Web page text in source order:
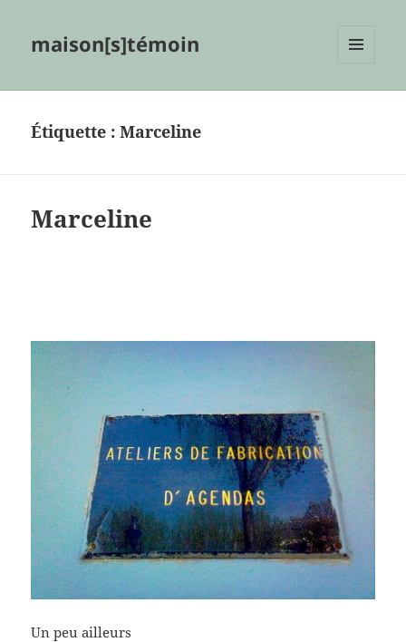
maison[s]témoin
Étiquette :Marceline
Marceline
Un peu ailleurs